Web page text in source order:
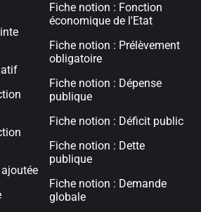
Fiche notion : Fonction
économique de l'Etat
Fiche notion : Prélèvement
obligatoire
Fiche notion : Dépense
publique
Fiche notion : Déficit public
Fiche notion : Dette
publique
Fiche notion : Demande
globale